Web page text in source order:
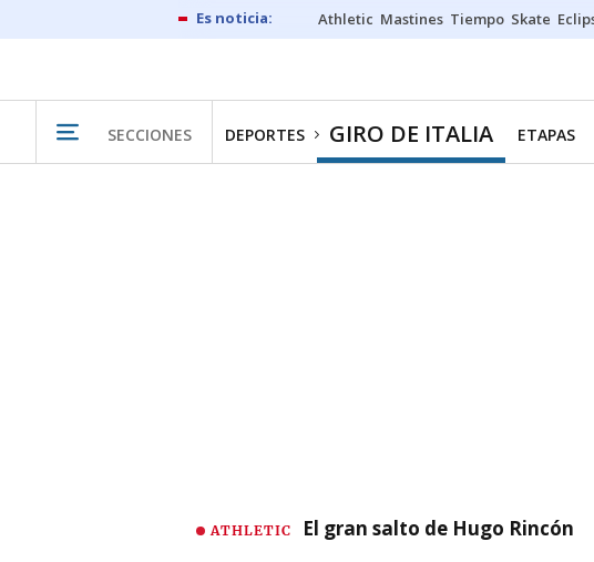
Athletic Mastines Tiempo Skate
SECCIONES DEPORTES GIRO DE ITALIA ETAPAS
ATHLETIC El gran salto de Hugo Rincón